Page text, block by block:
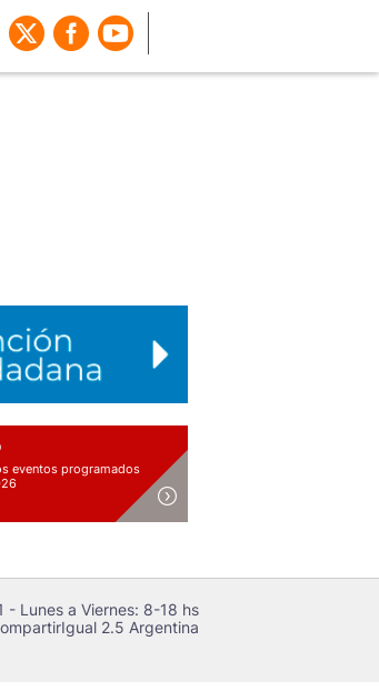
eventos programados
Lunes a Viernes: 8-18 hs
2.5 Argentina